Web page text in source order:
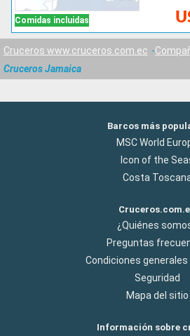
Comidas incluidas
Cruceros www.cruceros.com.ec
Cruceros Jamaica
Barcos más
MSC World
Icon of the
Costa
¿Quiénes
Preguntas
Condiciones generales
Seguridad
Mapa del sitio
Información sobre